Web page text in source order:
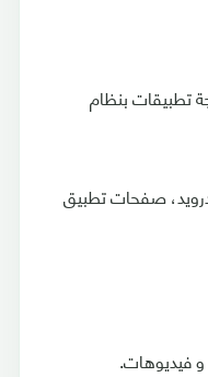
تطبيقات بنظام
صفحات تطبيق
فيديوهات.